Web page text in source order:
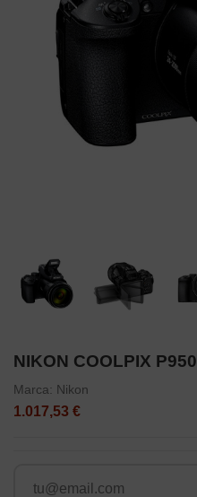
NIKON COOLPIX P950
Marca: Nikon
1.017,53 €